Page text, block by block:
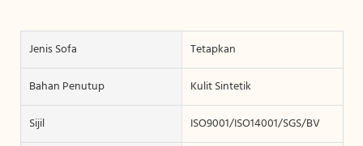
Jenis Sofa
Tetapkan
Bahan Penutup
Kulit Sintetik
Sijil
ISO9001/ISO14001/SGS/BV